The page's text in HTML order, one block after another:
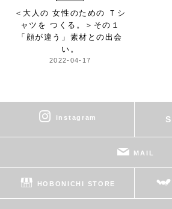
＜大人の 女性のための Ｔシ
ャツを つくる。＞ その１
「顔が違う」素材との出会
い。
2022-04-17
instagram
MAIL
HOBONICHI STORE